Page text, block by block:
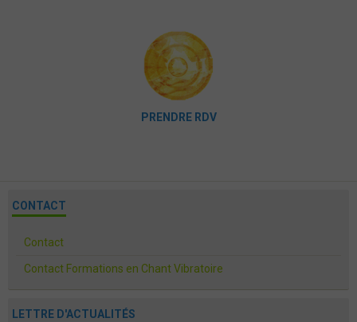
PRENDRE RDV
CONTACT
Contact
Contact Formations en Chant Vibratoire
LETTRE D'ACTUALITÉS